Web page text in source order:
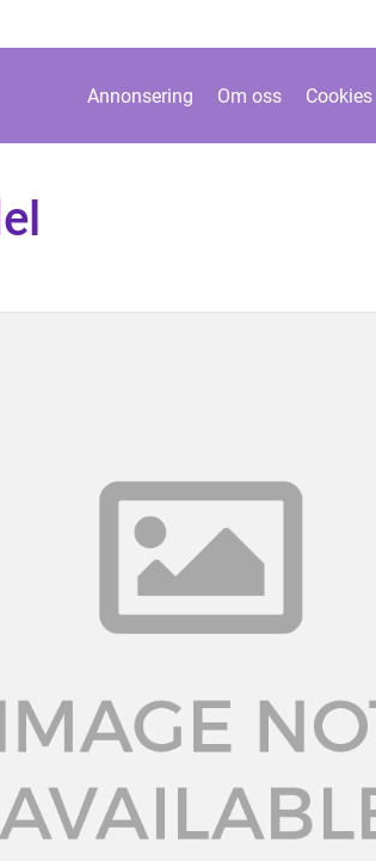
Annonsering Om oss Cookies